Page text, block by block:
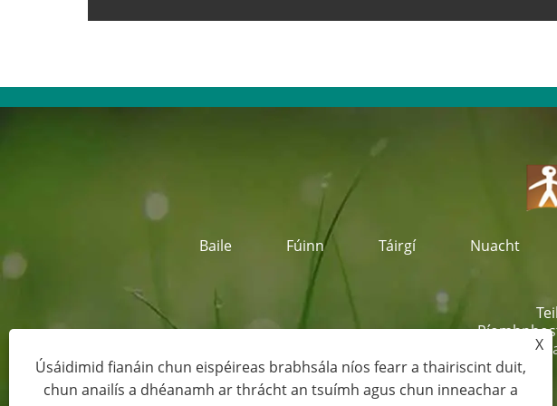
Baile Fúinn Táirgí Nuacht
Ceantar Forbartha
X
Úsáidimid fianáin chun eispéireas brabhsála níos fearr a thairiscint duit,
chun anailís a dhéanamh ar thrácht an tsuímh agus chun inneachar a